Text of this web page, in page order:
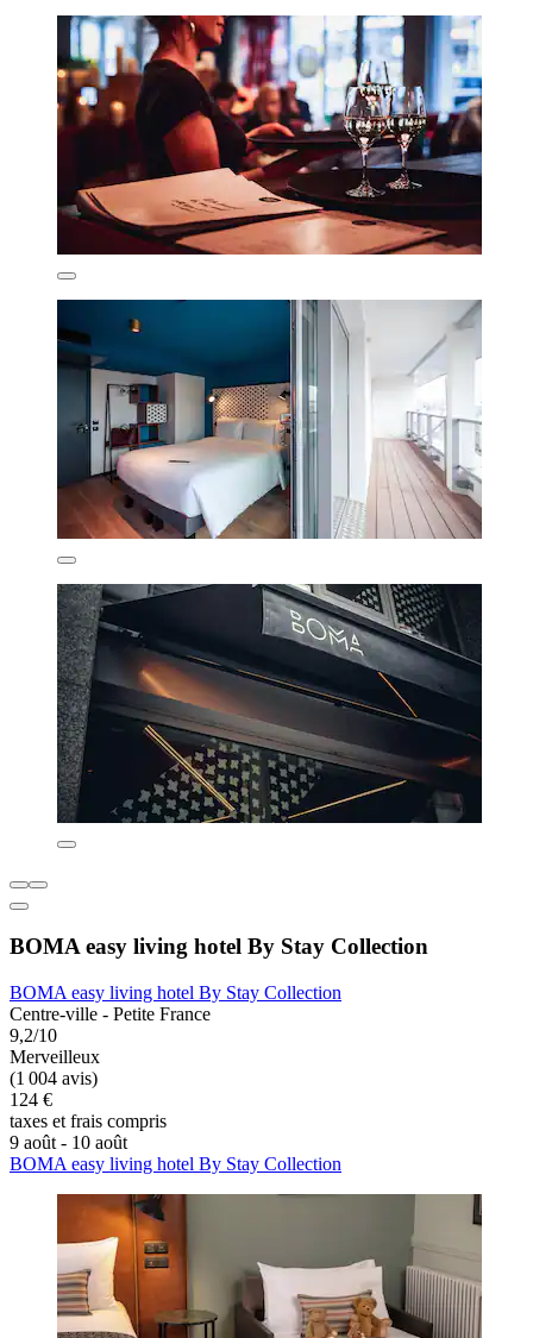
BOMA easy living hotel By Stay Collection
BOMA easy living hotel By Stay Collection
Centre-ville - Petite France
9,2/10
Merveilleux
(1 004 avis)
124 €
taxes et frais compris
9 août - 10 août
BOMA easy living hotel By Stay Collection